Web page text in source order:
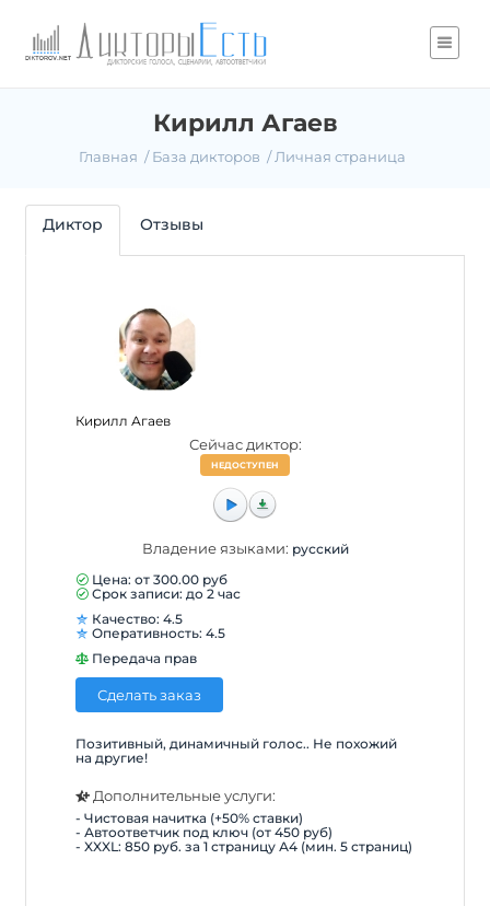
Кирилл Агаев
Главная База дикторов Личная страница
Диктор Отзывы
Кирилл Агаев
Сейчас диктор:
НЕДОСТУПЕН
Владение языками: русский
Цена: от 300.00 руб
Срок записи: до 2 час
Качество: 4.5
Оперативность: 4.5
Передача прав
Сделать заказ
Позитивный, динамичный голос.. Не похожий
на другие!
Дополнительные услуги:
- Чистовая начитка (+50% ставки)
- Автоответчик под ключ (от 450 руб)
- XXXL: 850 руб. за 1 страницу А4 (мин. 5 страниц)